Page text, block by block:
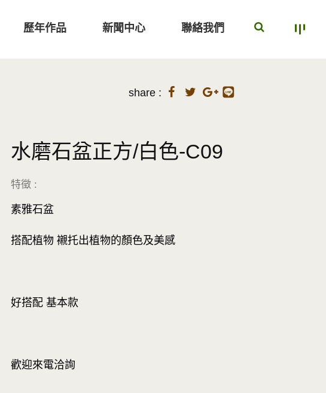
歷年作品 新聞中心 聯絡我們
share :
水磨石盆正方/白色-C09
特徵 :
素雅石盆
搭配植物 襯托出植物的顏色及美感
好搭配 基本款
歡迎來電洽詢